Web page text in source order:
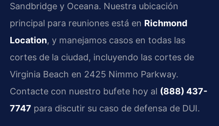
Sandbridge y Oceana. Nuestra ubicación
principal para reuniones está en Richmond
Location, y manejamos casos en todas las
cortes de la ciudad, incluyendo las cortes de
Virginia Beach en 2425 Nimmo Parkway.
Contacte con nuestro bufete hoy al (888) 437-
7747 para discutir su caso de defensa de DUI.